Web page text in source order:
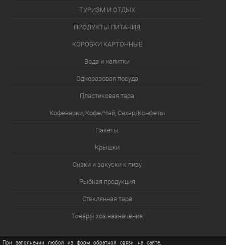
ТУРИЗМ И ОТДЫХ
ПРОДУКТЫ ПИТАНИЯ
КОРОБКИ КАРТОННЫЕ
Вода и напитки
Одноразовая посуда
Пластиковая тара
Кофеварки, Кофе/Чай, Сахар/Конфеты
Пакеты
Крышки
Снэки и закуски к пиву
Рыбная продукция
Стеклянная тара
Товары хоз.назначения
При заполнении любой из форм обратной связи на сайте,